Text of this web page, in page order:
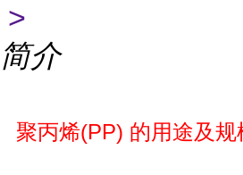
>
简介
聚丙烯(PP) 的用途及规